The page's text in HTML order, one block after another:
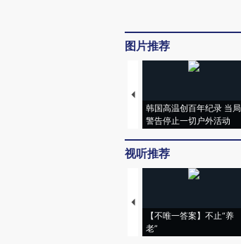
图片推荐
韩国高温创百年纪录 当局
警告停止一切户外活动
视听推荐
【不唯一答案】不止“养
老”